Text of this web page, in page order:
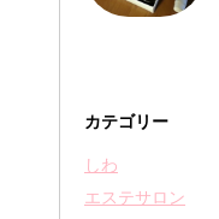
カテゴリー
しわ
エステサロン